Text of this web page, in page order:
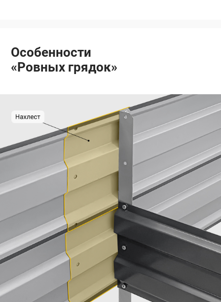
Особенности
«Ровных грядок»